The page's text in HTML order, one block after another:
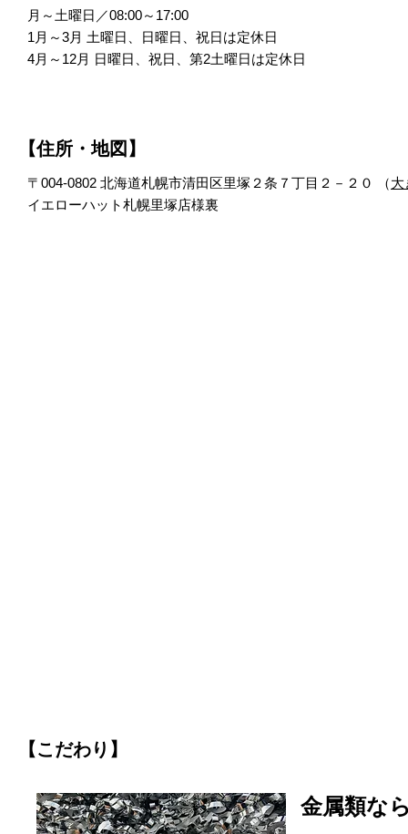
月～土曜日／08:00～17:00
1月～3月 土曜日、日曜日、祝日は定休日
4月～12月 日曜日、祝日、第2土曜日は定休日
【住所・地図】
〒004-0802 北海道札幌市清田区里塚２条７丁目２－２０ （大
イエローハット札幌里塚店様裏
【こだわり】
金属類な